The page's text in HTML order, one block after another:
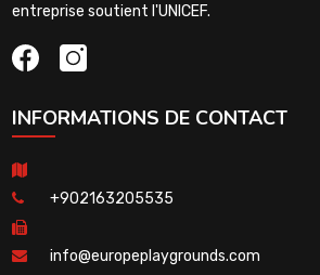
entreprise soutient l'UNICEF.
INFORMATIONS DE CONTACT
+902163205535
info@europeplaygrounds.com